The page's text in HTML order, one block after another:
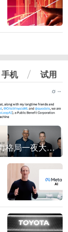
手机 试用
谷歌AI权力格局一夜大洗牌